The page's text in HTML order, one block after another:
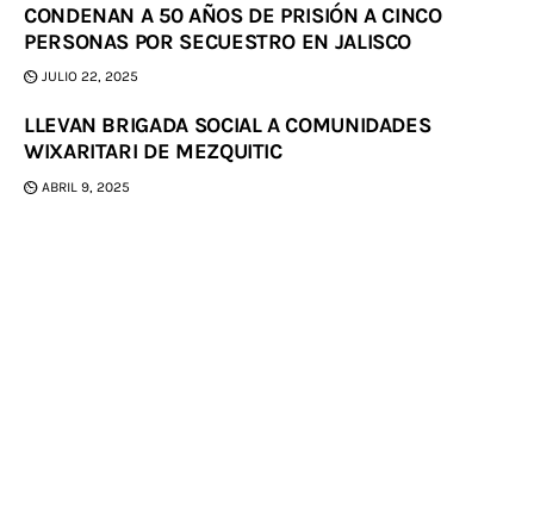
CONDENAN A 50 AÑOS DE PRISIÓN A CINCO
PERSONAS POR SECUESTRO EN JALISCO
JULIO 22, 2025
LLEVAN BRIGADA SOCIAL A COMUNIDADES
WIXARITARI DE MEZQUITIC
ABRIL 9, 2025